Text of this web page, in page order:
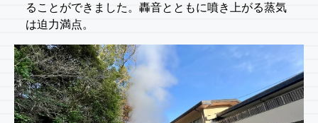
ることができました。轟音とともに噴き上がる蒸気
は迫力満点。